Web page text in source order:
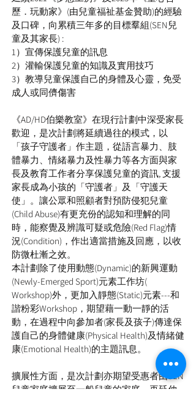
歷．玩動家》(由兒童福祉基金贊助)的經驗
及口碑，向累積三年多的目標羣組(SEN兒
童及其家長) :
1）宣傳保護兒童的訊息
2）灌輸保護兒童的知識及實用技巧
3）教導兒童保護自己的身體及心靈，免受
成人或同儕傷害
《AD/HD伯樂教室》在現行計劃中深受家長
歡迎，是次計劃將延續過往的模式，以
「孩子守護者」作主題，從語言暴力、肢
體暴力、情緒暴力及性暴力等各方面與家
長及教育工作者分享保護兒童的資訊, 支援
家長成為小孩的「守護者」及「守護天
使」。讓公眾和照顧者對預防侵犯兒童
(Child Abuse)有更充份的認知和理解的同
時，能察覺及辨識可疑或危險(Red Flag)情
況(Condition)，作出適當措施及回應，以收
防微杜漸之效。
本計劃除了使用動態(Dynamic)的新興運動
(Newly-Emerged Sport)元素工作坊(
Workshop)外，更加入靜態(Static)元素---和
諧粉彩Workshop，期望藉一動一靜的活
動，在過程中向參加者(家長及孩子)傳達保
護自己的身體健康(Physical Health)及情緒健
康(Emotional Health)的主題訊息。
擴展性方面，是次計劃亦期望受惠者由SEN
兒童家庭擴展至一般兒童的家庭，再延伸